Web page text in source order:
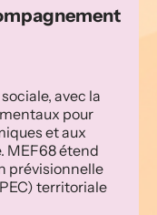
avec la
pour
et aux
MEF68 étend
prévisionnelle
territoriale